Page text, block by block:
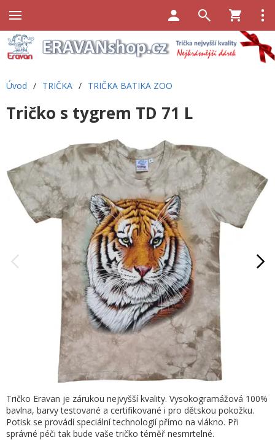
Úvod / TRIČKA / TRIČKA BATIKA ZOO
Tričko s tygrem TD 71 L
Tričko Eravan je zárukou nejvyšší kvality. Vysokogramážová 100%
bavlna, barvy testované a certifikované i pro dětskou pokožku.
Potisk se provádí speciální technologií přímo na vlákno. Při
správné péči tak bude vaše tričko téměř nesmrtelné.